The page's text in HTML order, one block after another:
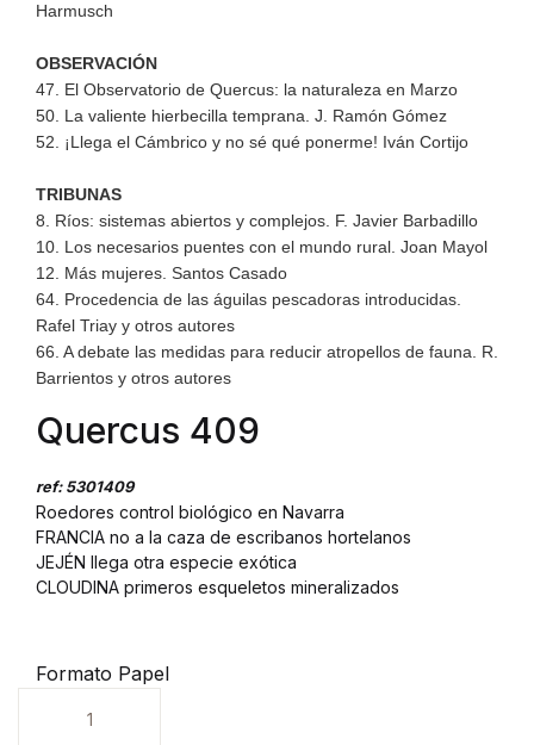
Harmusch
OBSERVACIÓN
47. El Observatorio de Quercus: la naturaleza en Marzo
50. La valiente hierbecilla temprana. J. Ramón Gómez
52. ¡Llega el Cámbrico y no sé qué ponerme! Iván Cortijo
TRIBUNAS
8. Ríos: sistemas abiertos y complejos. F. Javier Barbadillo
10. Los necesarios puentes con el mundo rural. Joan Mayol
12. Más mujeres. Santos Casado
64. Procedencia de las águilas pescadoras introducidas.
Rafel Triay y otros autores
66. A debate las medidas para reducir atropellos de fauna. R.
Barrientos y otros autores
Quercus 409
ref: 5301409
Roedores control biológico en Navarra
FRANCIA no a la caza de escribanos hortelanos
JEJÉN llega otra especie exótica
CLOUDINA primeros esqueletos mineralizados
Formato Papel
Unidades